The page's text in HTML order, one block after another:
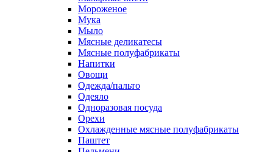
Мороженое
Мука
Мыло
Мясные деликатесы
Мясные полуфабрикаты
Напитки
Овощи
Одежда/пальто
Одеяло
Одноразовая посуда
Орехи
Охлажденные мясные полуфабрикаты
Паштет